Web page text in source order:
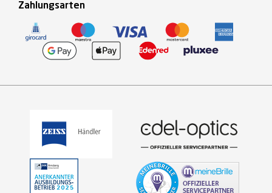
Zahlungsarten